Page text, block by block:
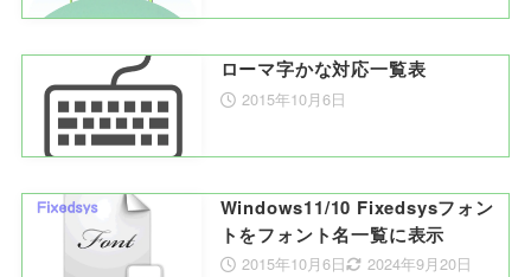
ローマ字かな対応一覧表
2015年10月6日
Windows11/10 Fixedsysフォン
トをフォント名一覧に表示
2015年10月6日 2024年9月20日